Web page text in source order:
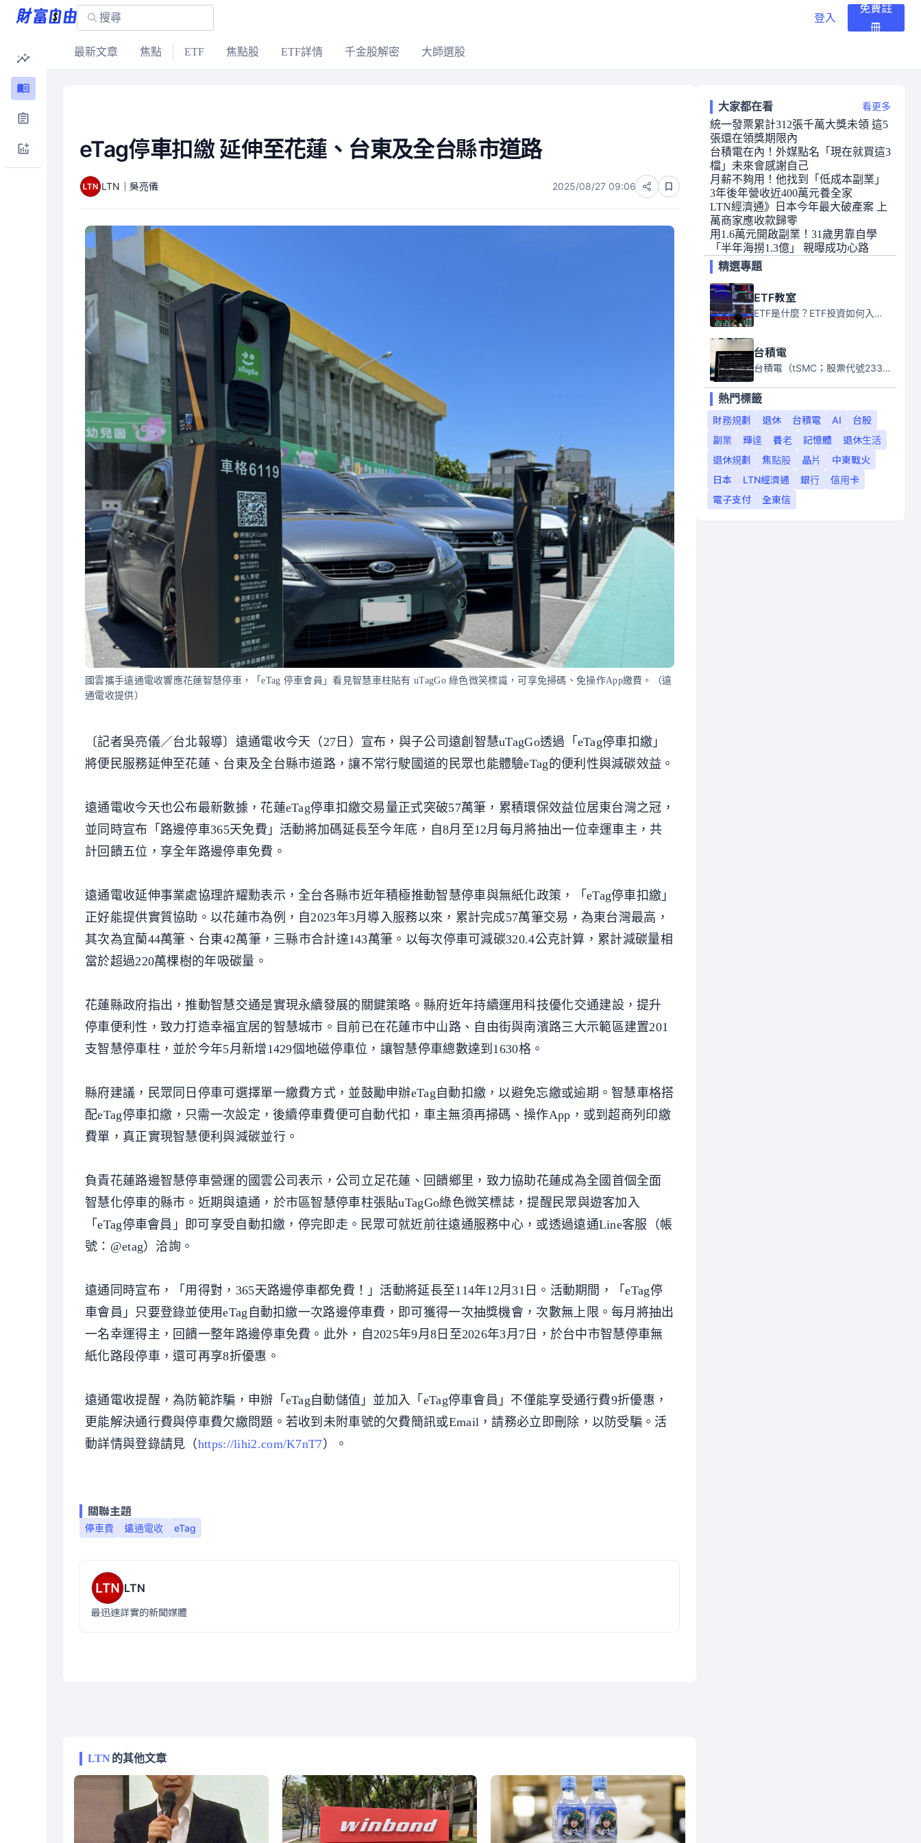
登入
免費註
冊
最新文章 焦點 ETF 焦點股 ETF詳情 千金股解密 大師選股
eTag停車扣繳 延伸至花蓮、台東及全台縣市道路
LTN｜吳亮儀 2025/08/27 09:06
國雲攜手遠通電收響應花蓮智慧停車，「eTag 停車會員」看見智慧車柱貼有 uTagGo 綠色微笑標識，可享免掃碼、免操作App繳費。（遠
通電收提供）
〔記者吳亮儀／台北報導〕遠通電收今天（27日）宣布，與子公司遠創智慧uTagGo透過「eTag停車扣繳」
將便民服務延伸至花蓮、台東及全台縣市道路，讓不常行駛國道的民眾也能體驗eTag的便利性與減碳效益。
遠通電收今天也公布最新數據，花蓮eTag停車扣繳交易量正式突破57萬筆，累積環保效益位居東台灣之冠，
並同時宣布「路邊停車365天免費」活動將加碼延長至今年底，自8月至12月每月將抽出一位幸運車主，共
計回饋五位，享全年路邊停車免費。
遠通電收延伸事業處協理許耀勳表示，全台各縣市近年積極推動智慧停車與無紙化政策，「eTag停車扣繳」
正好能提供實質協助。以花蓮市為例，自2023年3月導入服務以來，累計完成57萬筆交易，為東台灣最高，
其次為宜蘭44萬筆、台東42萬筆，三縣市合計達143萬筆。以每次停車可減碳320.4公克計算，累計減碳量相
當於超過220萬棵樹的年吸碳量。
花蓮縣政府指出，推動智慧交通是實現永續發展的關鍵策略。縣府近年持續運用科技優化交通建設，提升
停車便利性，致力打造幸福宜居的智慧城市。目前已在花蓮市中山路、自由街與南濱路三大示範區建置201
支智慧停車柱，並於今年5月新增1429個地磁停車位，讓智慧停車總數達到1630格。
縣府建議，民眾同日停車可選擇單一繳費方式，並鼓勵申辦eTag自動扣繳，以避免忘繳或逾期。智慧車格搭
配eTag停車扣繳，只需一次設定，後續停車費便可自動代扣，車主無須再掃碼、操作App，或到超商列印繳
費單，真正實現智慧便利與減碳並行。
負責花蓮路邊智慧停車營運的國雲公司表示，公司立足花蓮、回饋鄉里，致力協助花蓮成為全國首個全面
智慧化停車的縣市。近期與遠通，於市區智慧停車柱張貼uTagGo綠色微笑標誌，提醒民眾與遊客加入
「eTag停車會員」即可享受自動扣繳，停完即走。民眾可就近前往遠通服務中心，或透過遠通Line客服（帳
號：@etag）洽詢。
遠通同時宣布，「用得對，365天路邊停車都免費！」活動將延長至114年12月31日。活動期間，「eTag停
車會員」只要登錄並使用eTag自動扣繳一次路邊停車費，即可獲得一次抽獎機會，次數無上限。每月將抽出
一名幸運得主，回饋一整年路邊停車免費。此外，自2025年9月8日至2026年3月7日，於台中市智慧停車無
紙化路段停車，還可再享8折優惠。
遠通電收提醒，為防範詐騙，申辦「eTag自動儲值」並加入「eTag停車會員」不僅能享受通行費9折優惠，
更能解決通行費與停車費欠繳問題。若收到未附車號的欠費簡訊或Email，請務必立即刪除，以防受騙。活
動詳情與登錄請見（https://lihi2.com/K7nT7）。
關聯主題
停車費 遠通電收 eTag
LTN
最迅速詳實的新聞媒體
LTN的其他文章
大家都在看 看更多
統一發票累計312張千萬大獎未領 這5
張還在領獎期限內
台積電在內！外媒點名「現在就買這3
檔」未來會感謝自己
月薪不夠用！他找到「低成本副業」
3年後年營收近400萬元養全家
LTN經濟通》日本今年最大破產案 上
萬商家應收款歸零
用1.6萬元開啟副業！31歲男靠自學
「半年海撈1.3億」 親曝成功心路
精選專題
ETF教室
ETF是什麼？ETF投資如何入門？本系列專題文章將會告訴你新手必須知道的ETF基礎知識。
台積電
台積電（tSMC；股票代號2330）是全球領先的半導體代工公司，成立於1987年，總部位於台灣新竹。且已於美國、日本、德國及中國設廠，台積電是全球首家專業積體電路製造服務公司，也是全球最先進和最大規模的半導體代工廠。
熱門標籤
財務規劃
退休 台積電 AI
台股
副業
輝達 養老 記憶體
退休生活
退休規劃
焦點股 晶片
中東戰火
日本
LTN經濟通 銀行
信用卡
電子支付
全東信